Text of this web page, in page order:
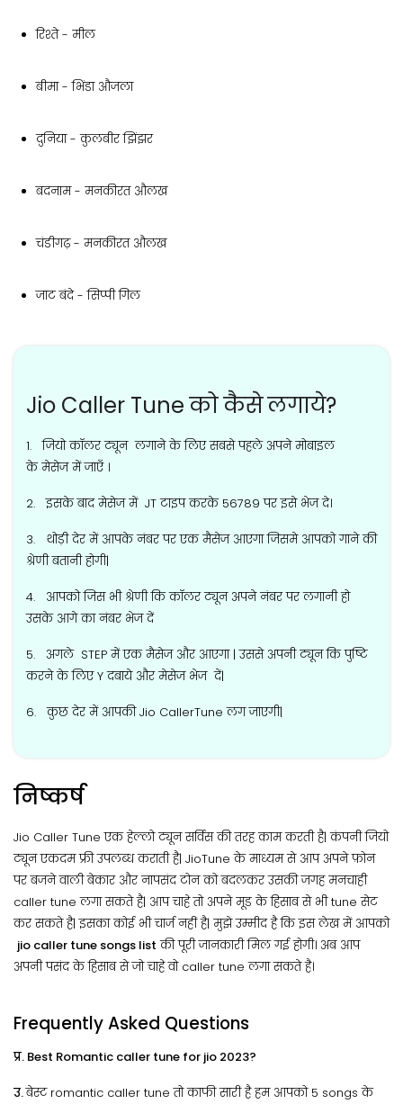
रिश्ते - मील
बीमा - भिंडा औजला
दुनिया - कुलबीर झिंझर
बदनाम - मनकीरत औलख
चंडीगढ़ - मनकीरत औलख
जाट बंदे - सिप्पी गिल
Jio Caller Tune को कैसे लगाये?
1. जियो कॉलर ट्यून लगाने के लिए सबसे पहले अपने मोबाइल
के मेसेज में जाएँ ।
2. इसके बाद मेसेज में JT टाइप करके 56789 पर इसे भेज दे।
3. थोड़ी देर में आपके नंबर पर एक मैसेज आएगा जिसमे आपको गाने की
श्रेणी बतानी होगी|
4. आपको जिस भी श्रेणी कि कॉलर ट्यून अपने नंबर पर लगानी हो
उसके आगे का नंबर भेज दें
5. अगले STEP में एक मैसेज और आएगा | उससे अपनी ट्यून कि पुष्टि
करने के लिए Y दबाये और मेसेज भेज दें|
6. कुछ देर में आपकी Jio CallerTune लग जाएगी|
निष्कर्ष
Jio Caller Tune एक हेल्लो ट्यून सर्विस की तरह काम करती है| कंपनी जियो
ट्यून एकदम फ्री उपलब्ध कराती है| JioTune के माध्यम से आप अपने फ़ोन
पर बजने वाली बेकार और नापसंद टोन को बदलकर उसकी जगह मनचाही
caller tune लगा सकते है| आप चाहे तो अपने मूड के हिसाब से भी tune सेट
कर सकते है| इसका कोई भी चार्ज नहीं है| मुझे उम्मीद है कि इस लेख में आपको
jio caller tune songs list की पूरी जानकारी मिल गई होगी। अब आप
अपनी पसंद के हिसाब से जो चाहे वो caller tune लगा सकते है।
Frequently Asked Questions
प्र. Best Romantic caller tune for jio 2023?
उ.बेस्ट romantic caller tune तो काफी सारी है हम आपको 5 songs के